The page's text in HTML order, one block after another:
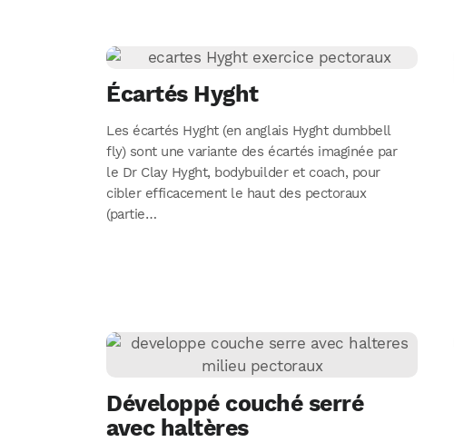
Écartés Hyght
Les écartés Hyght (en anglais Hyght dumbbell
fly) sont une variante des écartés imaginée par
le Dr Clay Hyght, bodybuilder et coach, pour
cibler efficacement le haut des pectoraux
(partie…
Développé couché serré
avec haltères